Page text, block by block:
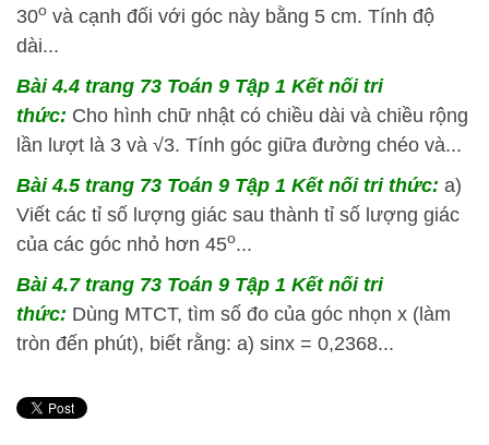
30o và cạnh đối với góc này bằng 5 cm. Tính độ
dài...
Bài 4.4 trang 73 Toán 9 Tập 1 Kết nối tri
thức: Cho hình chữ nhật có chiều dài và chiều rộng
lần lượt là 3 và √3. Tính góc giữa đường chéo và...
Bài 4.5 trang 73 Toán 9 Tập 1 Kết nối tri thức: a)
Viết các tỉ số lượng giác sau thành tỉ số lượng giác
của các góc nhỏ hơn 45o...
Bài 4.7 trang 73 Toán 9 Tập 1 Kết nối tri
thức: Dùng MTCT, tìm số đo của góc nhọn x (làm
tròn đến phút), biết rằng: a) sinx = 0,2368...